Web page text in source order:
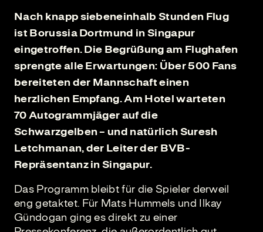
Nach knapp siebeneinhalb Stunden Flug
ist Borussia Dortmund in Singapur
eingetroffen. Die Begrüßung am Flughafen
sprengte alle Erwartungen: Über 500 Fans
bereiteten der Mannschaft einen
herzlichen Empfang. Am Hotel warteten
70 Autogrammjäger auf die
Schwarzgelben – und natürlich Suresh
Letchmanan, der Leiter der BVB-
Repräsentanz in Singapur.
Das Programm bleibt für die Spieler derweil
eng getaktet. Für Mats Hummels und Ilkay
Gündogan ging es direkt zu einer